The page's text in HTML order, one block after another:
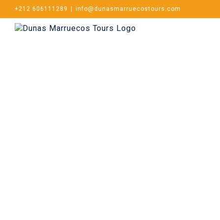
+212 606111289 | info@dunasmarruecostours.com